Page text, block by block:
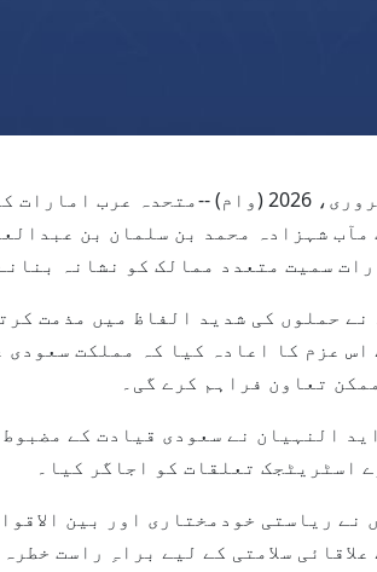
ابوظہبی، 28 فروری، 2026 (وام)
مآب شہزادہ محمد بن سلمان بن
سمیت متعدد ممالک کو نشانہ
نے حملوں کی شدید الفاظ میں مذمت
اس عزم کا اعادہ کیا کہ مملکت
تعاون فراہم کرے گی۔
النہیان نے سعودی قیادت کے
اسٹریٹجک تعلقات کو اجاگر کیا۔
نے ریاستی خودمختاری اور بین
سلامتی کے لیے براہِ راست